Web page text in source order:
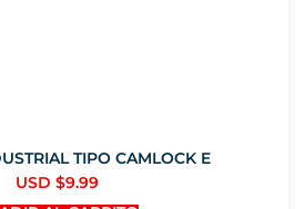
TIPO CAMLOCK E
USD $9.99